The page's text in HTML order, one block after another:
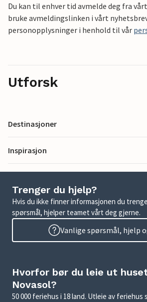
Du kan til enhver tid avmelde deg fra
bruke avmeldingslinken i vårt
personopplysninger i henhold til vår
Utforsk
Destinasjoner
Inspirasjon
Trenger du hjelp?
Hvis du ikke finner informasjonen du
spørsmål, hjelper teamet vårt deg gjerne.
Vanlige spørsmål, hjelp
Hvorfor bør du leie ut
Novasol?
50 000 feriehus i 18 land. Utleie av feriehus